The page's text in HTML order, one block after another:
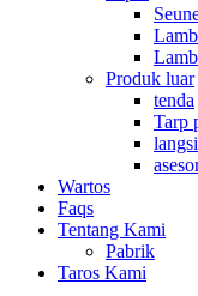
Produk luar
tenda
Tarp
Wartos
Faqs
Tentang Kami
Pabrik
Taros Kami